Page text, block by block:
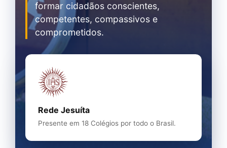
formar cidadãos conscientes,
competentes, compassivos e
comprometidos.
Rede Jesuíta
Presente em 18 Colégios por todo o Brasil.